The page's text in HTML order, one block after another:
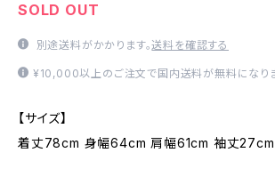
SOLD OUT
別途送料がかかります。送料を確認する
¥10,000以上のご注文で国内送料が無料になりま
【サイズ】
着丈78cm 身幅64cm 肩幅61cm 袖丈27cm